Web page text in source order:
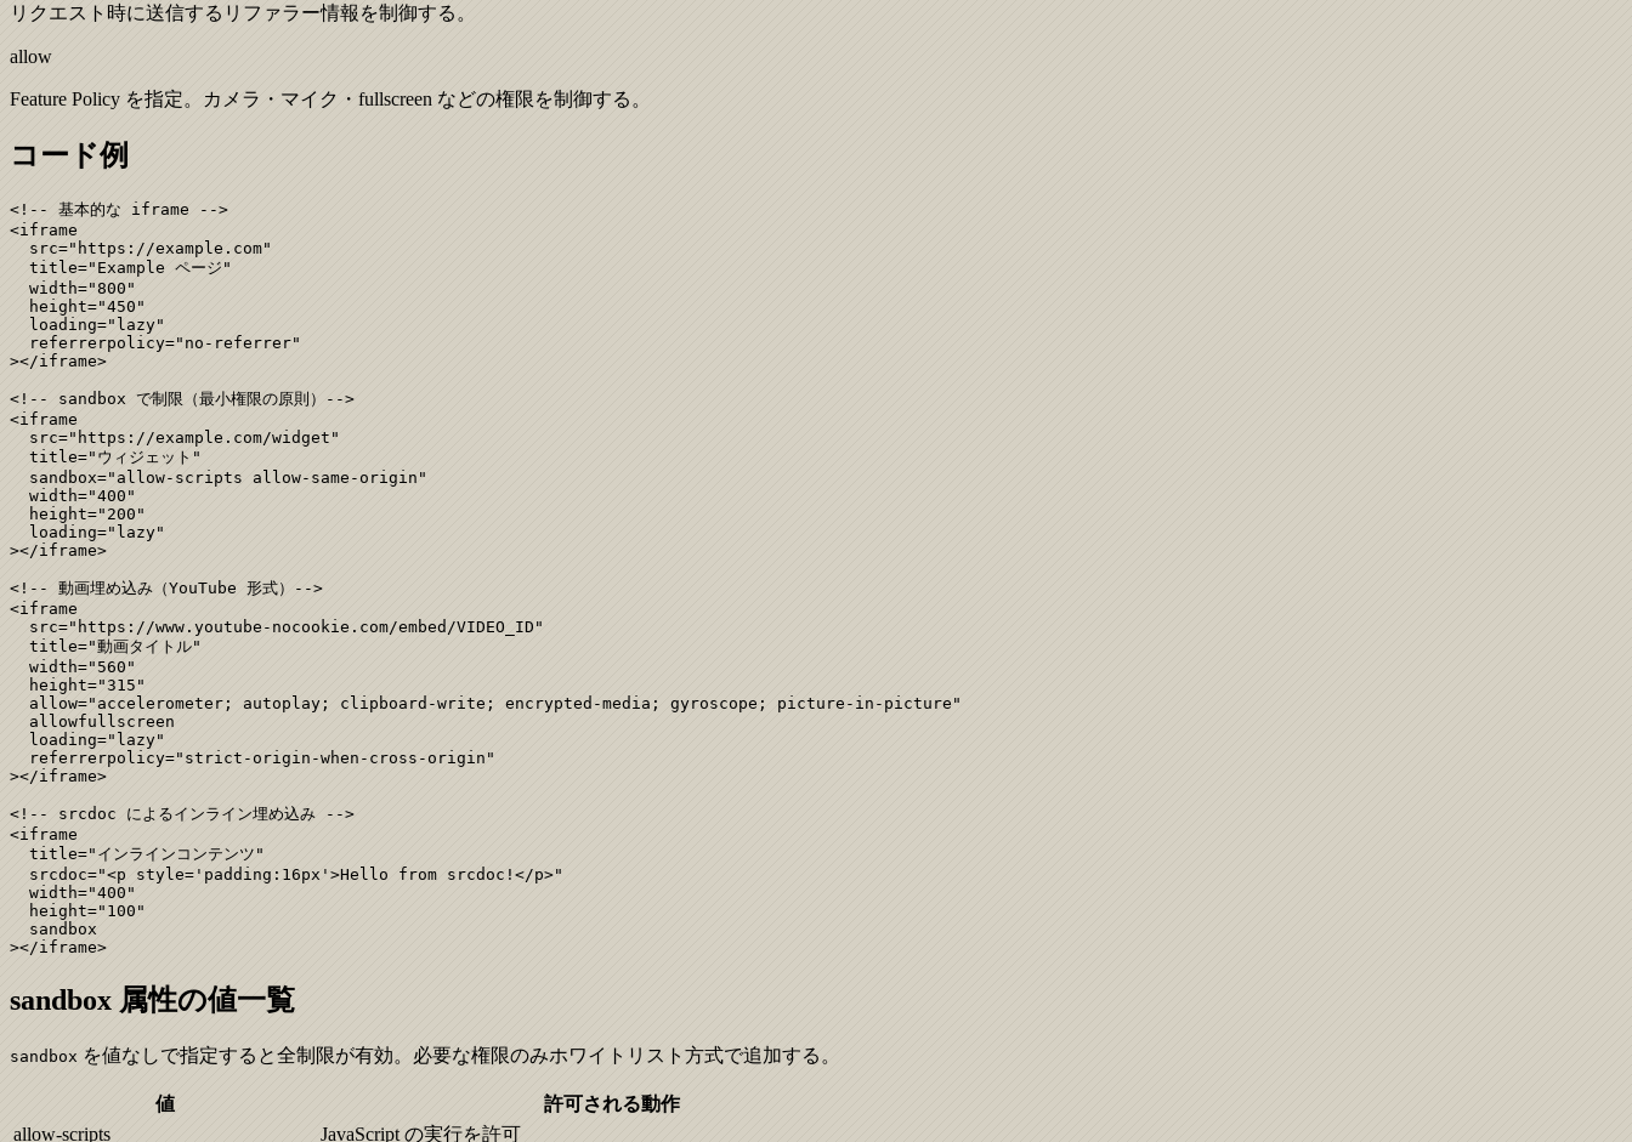
リクエスト時に送信するリファラー情報を制御する。
allow
Feature Policy を指定。カメラ・マイク・fullscreen などの権限を制御する。
コード例
<!-- 基本的な iframe -->
<iframe
  src="https://example.com"
  title="Example ページ"
  width="800"
  height="450"
  loading="lazy"
  referrerpolicy="no-referrer"
></iframe>
<!-- sandbox で制限（最小権限の原則）-->
<iframe
  src="https://example.com/widget"
  title="ウィジェット"
  sandbox="allow-scripts allow-same-origin"
  width="400"
  height="200"
  loading="lazy"
></iframe>
<!-- 動画埋め込み（YouTube 形式）-->
<iframe
  src="https://www.youtube-nocookie.com/embed/VIDEO_ID"
  title="動画タイトル"
  width="560"
  height="315"
  allow="accelerometer; autoplay; clipboard-write; encrypted-media; gyroscope; picture-in-picture"
  allowfullscreen
  loading="lazy"
  referrerpolicy="strict-origin-when-cross-origin"
></iframe>
<!-- srcdoc によるインライン埋め込み -->
<iframe
  title="インラインコンテンツ"
  srcdoc="<p style='padding:16px'>Hello from srcdoc!</p>"
  width="400"
  height="100"
  sandbox
></iframe>
sandbox 属性の値一覧
sandbox を値なしで指定すると全制限が有効。必要な権限のみホワイトリスト方式で追加する。
値
許可される動作
allow-scripts
JavaScript の実行を許可